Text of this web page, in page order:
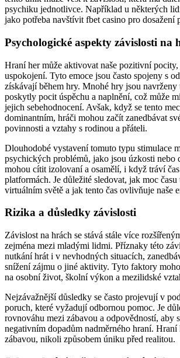
psychiku jednotlivce. Například u některých
jako potřeba navštívit fbet casino pro dosažení
Psychologické aspekty závislosti na
Hraní her může aktivovat naše pozitivní pocity,
uspokojení. Tyto emoce jsou často spojeny s
získávají během hry. Mnohé hry jsou navrženy
poskytly pocit úspěchu a naplnění, což může
jejich sebehodnocení. Avšak, když se tento
dominantním, hráči mohou začít zanedbávat
povinnosti a vztahy s rodinou a přáteli.
Dlouhodobé vystavení tomuto typu stimulace
psychických problémů, jako jsou úzkosti nebo
mohou cítit izolovaní a osamělí, i když tráví
platformách. Je důležité sledovat, jak moc
virtuálním světě a jak tento čas ovlivňuje naše
Rizika a důsledky závislosti
Závislost na hrách se stává stále více
zejména mezi mladými lidmi. Příznaky této
nutkání hrát i v nevhodných situacích,
snížení zájmu o jiné aktivity. Tyto faktory
na osobní život, školní výkon a mezilidské
Nejzávažnější důsledky se často projevují v
poruch, které vyžadují odbornou pomoc. Je
rovnováhu mezi zábavou a odpovědností, aby
negativním dopadům nadměrného hraní.
zábavou, nikoli způsobem úniku před realitou.